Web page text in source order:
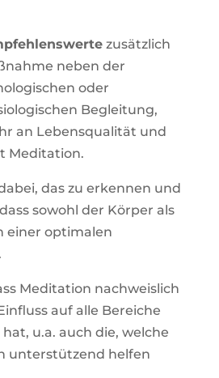
zusätzlich
neben der
oder
Begleitung,
an Lebensqualität und
Meditation.
das zu erkennen und
sowohl der Körper als
einer optimalen
Meditation nachweislich
auf alle Bereiche
u.a. auch die, welche
unterstützend helfen